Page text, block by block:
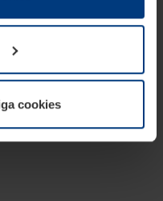
ändra eller återkalla i
cookies